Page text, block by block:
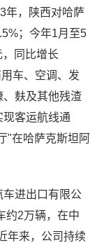
年，陕西对哈萨
；今年1月至5
同比增长
车、空调、发
、麸及其他残渣
客运航线通
"在哈萨克斯坦阿
进出口有限公
约2万辆，在中
年来，公司持续